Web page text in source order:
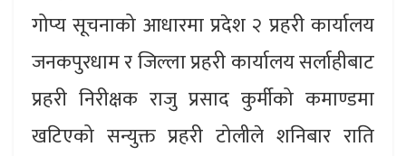
गोप्य सूचनाको आधारमा प्रदेश २ प्रहरी कार्यालय
जनकपुरधाम र जिल्ला प्रहरी कार्यालय सर्लाहीबाट
प्रहरी निरीक्षक राजु प्रसाद कुर्मीको कमाण्डमा
खटिएको सन्युक्त प्रहरी टोलीले शनिबार राति